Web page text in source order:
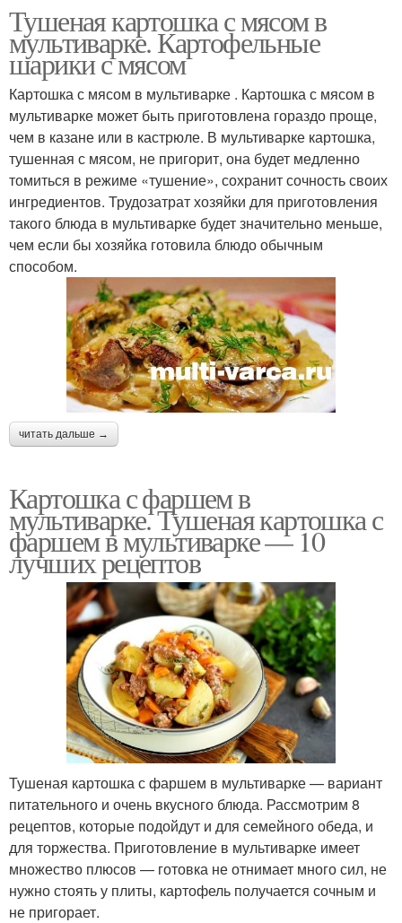
Тушеная картошка с мясом в
мультиварке. Картофельные
шарики с мясом
Картошка с мясом в мультиварке . Картошка с мясом в
мультиварке может быть приготовлена гораздо проще,
чем в казане или в кастрюле. В мультиварке картошка,
тушенная с мясом, не пригорит, она будет медленно
томиться в режиме «тушение», сохранит сочность своих
ингредиентов. Трудозатрат хозяйки для приготовления
такого блюда в мультиварке будет значительно меньше,
чем если бы хозяйка готовила блюдо обычным
способом.
читать дальше →
Картошка с фаршем в
мультиварке. Тушеная картошка с
фаршем в мультиварке — 10
лучших рецептов
Тушеная картошка с фаршем в мультиварке — вариант
питательного и очень вкусного блюда. Рассмотрим 8
рецептов, которые подойдут и для семейного обеда, и
для торжества. Приготовление в мультиварке имеет
множество плюсов — готовка не отнимает много сил, не
нужно стоять у плиты, картофель получается сочным и
не пригорает.